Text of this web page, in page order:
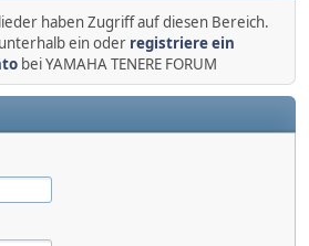
haben Zugriff auf diesen Bereich.
ein oder registriere ein
bei YAMAHA TENERE FORUM